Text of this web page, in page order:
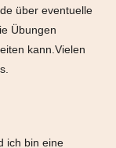
über eventuelle
Übungen
kann.Vielen
ich bin eine